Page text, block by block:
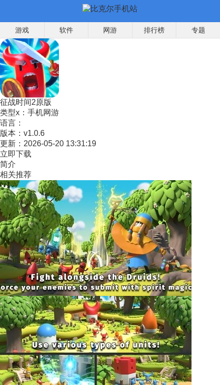
游戏 软件 网游 排行榜 专题
征战时间2原版
类型x： 手机网游
语言：
版本： v1.0.6
更新： 2026-05-20 13:31:19
立即下载
简介
相关推荐